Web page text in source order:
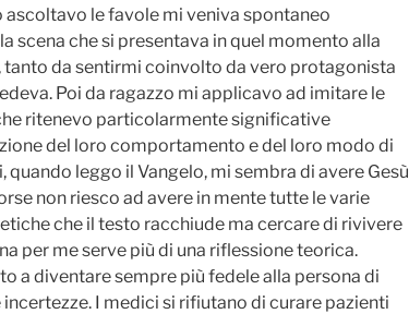
ascoltavo le favole mi veniva spontaneo
scena che si presentava in quel momento alla
tanto da sentirmi coinvolto da vero protagonista
Poi da ragazzo mi applicavo ad imitare le
ritenevo particolarmente significative
del loro comportamento e del loro modo di
quando leggo il Vangelo, mi sembra di avere Gesù
non riesco ad avere in mente tutte le varie
che il testo racchiude ma cercare di rivivere
per me serve più di una riflessione teorica.
a diventare sempre più fedele alla persona di
incertezze. I medici si rifiutano di curare pazienti